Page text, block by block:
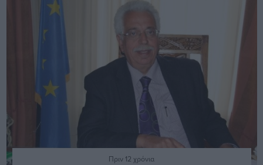
Πριν 12 χρόνια